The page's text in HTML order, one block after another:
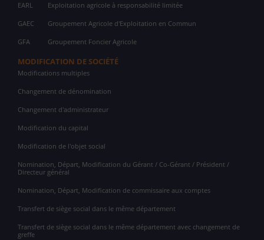
EARL Exploitation agricole à responsabilité limitée
GAEC Groupement Agricole d'Exploitation en Commun
GFA Groupement Foncier Agricole
MODIFICATION DE SOCIÉTÉ
Modifications multiples
Changement de dénomination
Changement d'administrateur
Modification du capital
Modification de l'objet social
Nomination, Départ, Modification du Gérant / Co-Gérant / Président /
Directeur général
Nomination, Départ, Modification de commissaire aux comptes
Transfert de siège social dans le même département
Transfert de siège social dans le même département avec changement de
greffe